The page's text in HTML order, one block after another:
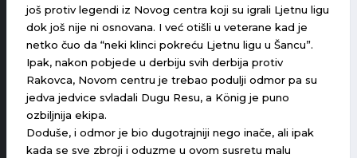
još protiv legendi iz Novog centra koji su igrali Ljetnu ligu
dok još nije ni osnovana. I već otišli u veterane kad je
netko čuo da “neki klinci pokreću Ljetnu ligu u Šancu”.
Ipak, nakon pobjede u derbiju svih derbija protiv
Rakovca, Novom centru je trebao podulji odmor pa su
jedva jedvice svladali Dugu Resu, a König je puno
ozbiljnija ekipa.
Doduše, i odmor je bio dugotrajniji nego inače, ali ipak
kada se sve zbroji i oduzme u ovom susretu malu